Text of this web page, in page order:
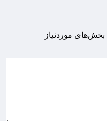
بخش‌های موردنیاز